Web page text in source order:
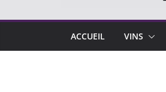
ACCUEIL VINS